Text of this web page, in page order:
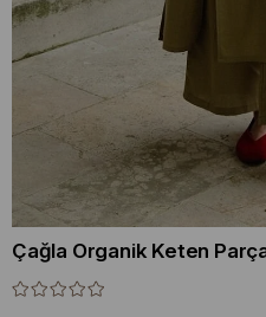
Çağla Organik Keten